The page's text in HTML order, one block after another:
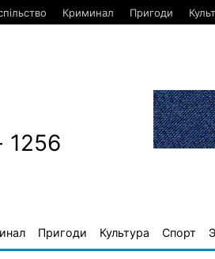
Криминал Пригоди
1256
Пригоди Культура Спорт